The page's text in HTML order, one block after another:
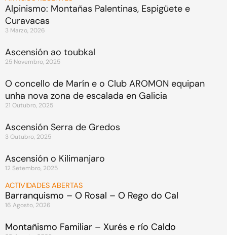
Alpinismo: Montañas Palentinas, Espigüete e
Curavacas
3 Marzo, 2026
Ascensión ao toubkal
25 Novembro, 2025
O concello de Marín e o Club AROMON equipan
unha nova zona de escalada en Galicia
21 Outubro, 2025
Ascensión Serra de Gredos
3 Outubro, 2025
Ascensión o Kilimanjaro
12 Setembro, 2025
ACTIVIDADES ABERTAS
Barranquismo – O Rosal – O Rego do Cal
16 Agosto, 2026
Montañismo Familiar – Xurés e río Caldo